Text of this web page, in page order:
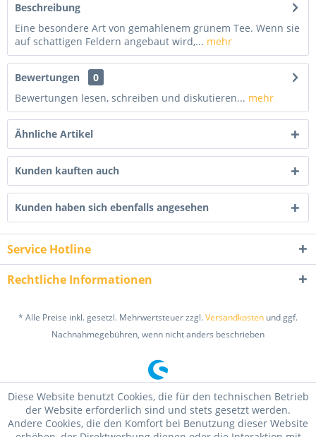
Beschreibung
Eine besondere Art von gemahlenem grünem Tee. Wenn sie
auf schattigen Feldern angebaut wird,... mehr
Bewertungen
0
Bewertungen lesen, schreiben und diskutieren... mehr
Ähnliche Artikel
Kunden kauften auch
Kunden haben sich ebenfalls angesehen
Service Hotline
Rechtliche Informationen
* Alle Preise inkl. gesetzl. Mehrwertsteuer zzgl.Versandkosten und ggf.
Nachnahmegebühren, wenn nicht anders beschrieben
Diese Website benutzt Cookies, die für den technischen Betrieb
der Website erforderlich sind und stets gesetzt werden.
Andere Cookies, die den Komfort bei Benutzung dieser Website